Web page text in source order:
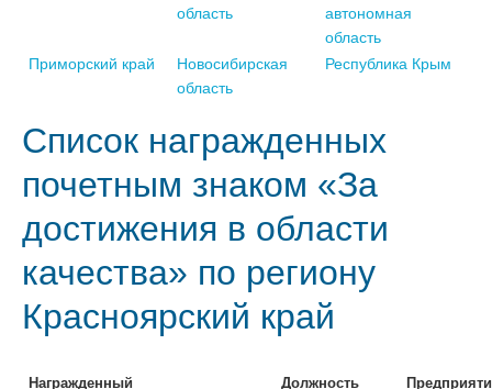
область
автономная
область
Приморский край
Новосибирская
область
Республика Крым
Список награжденных
почетным знаком «За
достижения в области
качества» по региону
Красноярский край
Награжденный Должность